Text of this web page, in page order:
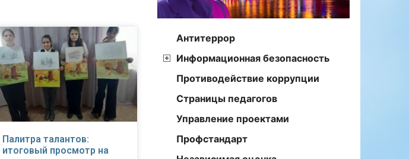
Палитра талантов:
итоговый просмотр на
Антитеррор
Информационная безопасность
Противодействие коррупции
Страницы педагогов
Управление проектами
Профстандарт